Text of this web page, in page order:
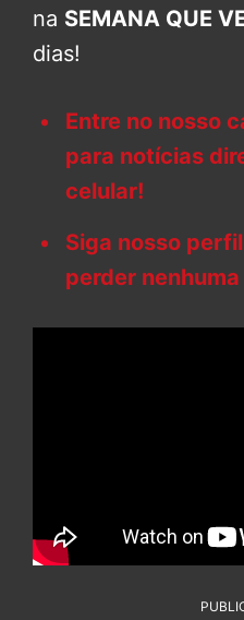
na SEMANA QUE
dias!
Entre no nosso
para notícias
celular!
Siga nosso
perder